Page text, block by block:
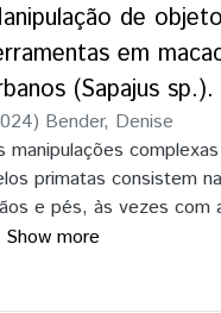
de
em
(Sapajus sp.).
) Bender, Denise
manipulações
primatas consistem
e pés, às vezes com
para realizarem
Show more